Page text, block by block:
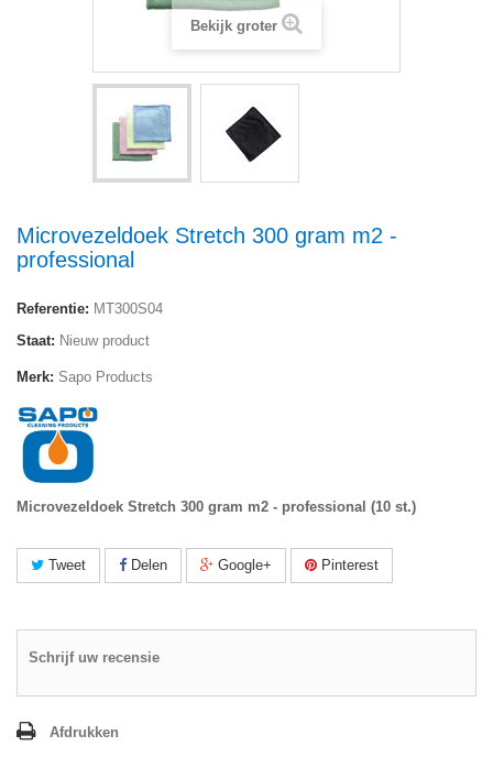
Bekijk groter
Microvezeldoek Stretch 300 gram m2 -
professional
Referentie: MT300S04
Staat: Nieuw product
Merk: Sapo Products
Microvezeldoek Stretch 300 gram m2 - professional (10 st.)
Tweet Delen Google+ Pinterest
Schrijf uw recensie
Afdrukken